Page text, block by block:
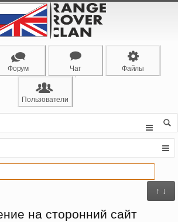
Форум Чат Файлы
Пользователи
↑ ↓
на сторонний сайт